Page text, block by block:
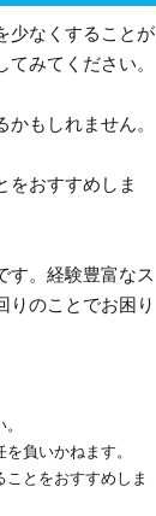
少なくすることが
みてください。
もしれません。
をおすすめしま
す。経験豊富なス
りのことでお困り
負いかねます。
とをおすすめしま